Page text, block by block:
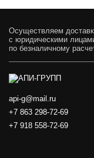
Осуществляем
с юридическими
по безналичному
api-g@mail.ru
+7 863 298-72-69
+7 918 558-72-69